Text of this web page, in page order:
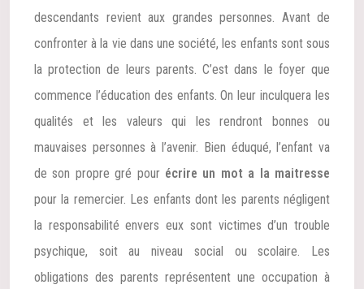
descendants revient aux grandes personnes. Avant de
confronter à la vie dans une société, les enfants sont sous
la protection de leurs parents. C’est dans le foyer que
commence l’éducation des enfants. On leur inculquera les
qualités et les valeurs qui les rendront bonnes ou
mauvaises personnes à l’avenir. Bien éduqué, l’enfant va
de son propre gré pour écrire un mot a la maitresse
pour la remercier. Les enfants dont les parents négligent
la responsabilité envers eux sont victimes d’un trouble
psychique, soit au niveau social ou scolaire. Les
obligations des parents représentent une occupation à